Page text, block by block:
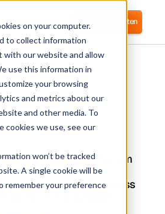
on your computer.
to collect information
with our website and allow
use this information in
your browsing
and metrics about our
and other media. To
cookies we use, see our
won’t be tracked
A single cookie will be
remember your preference
Anmelden Kostenlos starten
zu Qonto her, um
zu verbessern, die
senken und Identity Access
als Service anzubieten.